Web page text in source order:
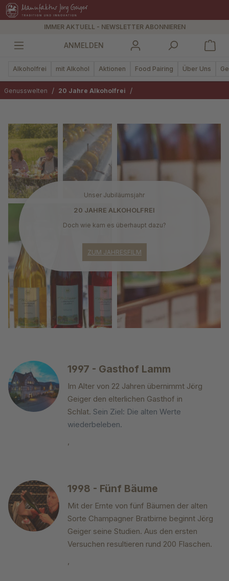
springen
IMMER AKTUELL - NEWSLETTER ABONNIEREN
ANMELDEN
Alkoholfrei mit Alkohol Aktionen Food Pairing Über Uns
Genusswelten / 20 Jahre Alkoholfrei /
Unser Jubiläumsjahr
20 JAHRE ALKOHOLFREI
Doch wie kam es überhaupt dazu?
ZUM JAHRESFILM
1997 - Gasthof Lamm
Im Alter von 22 Jahren übernimmt Jörg
Geiger den elterlichen Gasthof in
Schlat. Sein Ziel: Die alten Werte
wiederbeleben.
,
1998 - Fünf Bäume
Mit der Ernte von fünf Bäumen der alten
Sorte Champagner Bratbirne beginnt Jörg
Geiger seine Studien. Aus den ersten
Versuchen resultieren rund 200 Flaschen.
,